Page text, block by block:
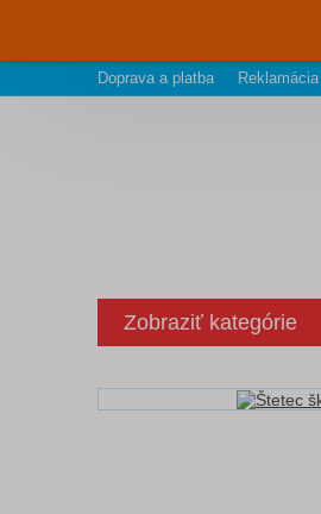
Doprava a platba Reklamácia
Zobraziť kategórie